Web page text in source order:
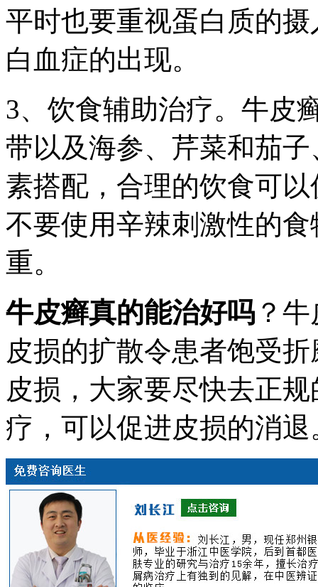
平时也要重视蛋白质的
白血症的出现。
3、饮食辅助治疗。牛皮
带以及海参、芹菜和茄
素搭配，合理的饮食可
不要使用辛辣刺激性的
重。
牛皮癣真的能治好吗 ？
皮损的扩散令患者饱受
皮损，大家要尽快去正
疗，可以促进皮损的消退